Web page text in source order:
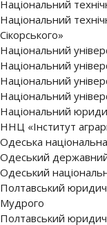
Національний
Національний
Сікорського»
Національний
Національний
Національний
Національний
Національний
ННЦ «Інститут
Одеська
Одеський державний
Одеський
Полтавський
Мудрого
Полтавський